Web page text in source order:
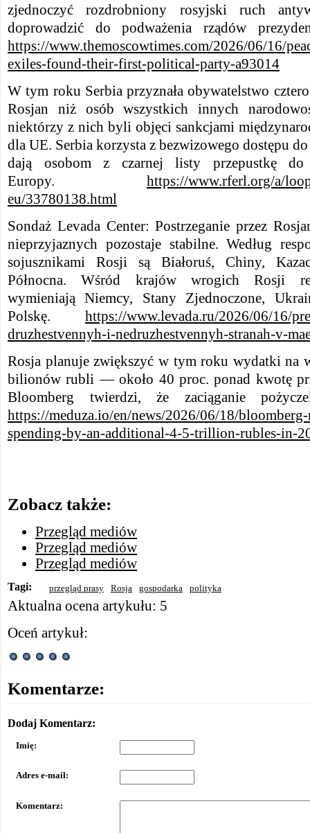
zjednoczyć rozdrobniony rosyjski ruch
doprowadzić do podważenia rządów
https://www.themoscowtimes.com/2026/06/16/
exiles-found-their-first-political-party-a93014
W tym roku Serbia przyznała obywatelstwo
Rosjan niż osób wszystkich innych
niektórzy z nich byli objęci sankcjami
dla UE. Serbia korzysta z bezwizowego dostępu
dają osobom z czarnej listy przepustkę do
Europy. https://www.rferl.org/a/
eu/33780138.html
Sondaż Levada Center: Postrzeganie przez
nieprzyjaznych pozostaje stabilne. Według
sojusznikami Rosji są Białoruś, Chiny,
Północna. Wśród krajów wrogich Rosji
wymieniają Niemcy, Stany Zjednoczone,
Polskę. https://www.levada.ru/2026/06/16/
druzhestvennyh-i-nedruzhestvennyh-stranah-v-
Rosja planuje zwiększyć w tym roku wydatki na
bilionów rubli — około 40 proc. ponad kwotę
Bloomberg twierdzi, że zaciąganie
https://meduza.io/en/news/2026/06/18/
spending-by-an-additional-4-5-trillion-rubles-in-
Zobacz także:
Przegląd mediów
Przegląd mediów
Przegląd mediów
Tagi: przegląd prasy Rosja gospodarka polityka
Aktualna ocena artykułu: 5
Oceń artykuł:
Komentarze:
Dodaj Komentarz:
Imię:
Adres e-mail:
Komentarz: